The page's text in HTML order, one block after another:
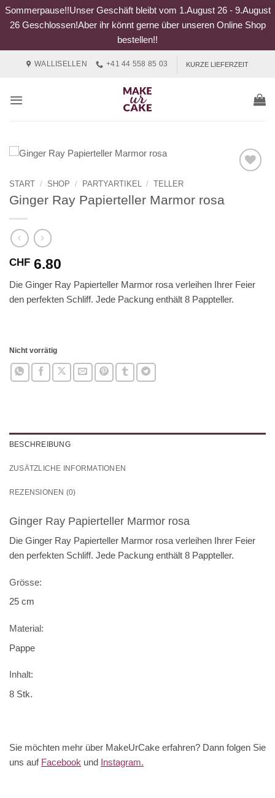
Sommerpause!!Unser Geschäft bleibt vom 1.August 26 - 9.August
26 Geschlossen!Aber ihr könnt gerne über unseren Online Shop
bestellen!!
WALLISELLEN +41 44 558 85 03 KURZE LIEFERZEIT
START / SHOP / PARTYARTIKEL / TELLER
Ginger Ray Papierteller Marmor rosa
CHF 6.80
Die Ginger Ray Papierteller Marmor rosa verleihen Ihrer Feier
den perfekten Schliff. Jede Packung enthält 8 Pappteller.
Nicht vorrätig
BESCHREIBUNG
ZUSÄTZLICHE INFORMATIONEN
REZENSIONEN (0)
Ginger Ray Papierteller Marmor rosa
Die Ginger Ray Papierteller Marmor rosa verleihen Ihrer Feier
den perfekten Schliff. Jede Packung enthält 8 Pappteller.
Grösse:
25 cm
Material:
Pappe
Inhalt:
8 Stk.
Sie möchten mehr über MakeUrCake erfahren? Dann folgen Sie
uns auf Facebook und Instagram.